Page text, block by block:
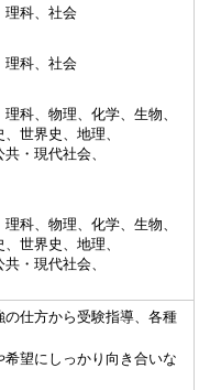
理科
社会
理科
社会
理科 物理 化学
生物
世界史
地理
共・現代社会
理科 物理 化学
生物
世界史
地理
共・現代社会
の仕方から受験指導、各種
望にしっかり向き合いな